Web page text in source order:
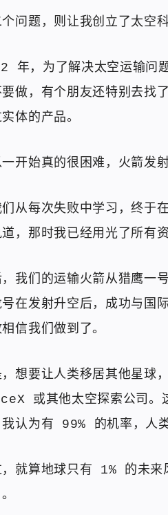
个问题，则让我创立了太空
年，为了解决太空运输问
要做，有个朋友还特别去找
体的产品。
开始真的很困难，火箭发
们从每次失败中学习，终
，那时我已经用光了所有
，我们的运输火箭从猎鹰一
号在发射升空后，成功与国
信我们做到了。
想要让人类移居其他星球
或其他太空探索公司。
我认为有 99% 的机率，人
，就算地球只有 1% 的未来